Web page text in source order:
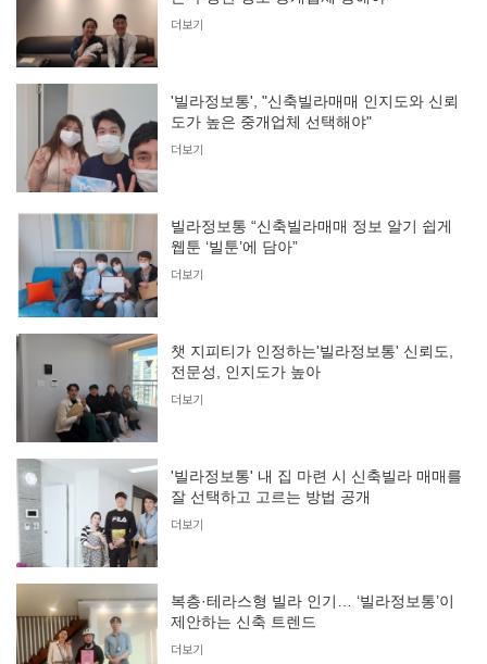
더보기
'빌라정보통', "신축빌라매매 인지도와 신뢰
도가 높은 중개업체 선택해야"
더보기
빌라정보통 “신축빌라매매 정보 알기 쉽게
웹툰 ‘빌툰’에 담아”
더보기
챗 지피티가 인정하는'빌라정보통' 신뢰도,
전문성, 인지도가 높아
더보기
'빌라정보통' 내 집 마련 시 신축빌라 매매를
잘 선택하고 고르는 방법 공개
더보기
복층·테라스형 빌라 인기… ‘빌라정보통’이
제안하는 신축 트렌드
더보기